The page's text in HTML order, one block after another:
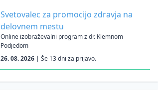
Svetovalec za promocijo zdravja na
delovnem mestu
Online izobraževalni program z dr. Klemnom
Podjedom
26. 08. 2026 | Še 13 dni za prijavo.